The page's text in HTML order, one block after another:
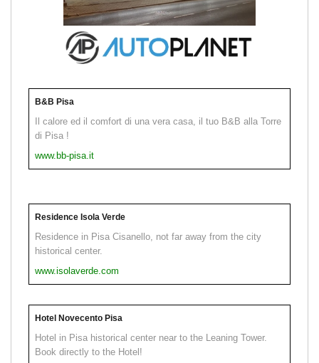
B&B Pisa
Il calore ed il comfort di una vera casa, il tuo B&B alla Torre
di Pisa !
www.bb-pisa.it
Residence Isola Verde
Residence in Pisa Cisanello, not far away from the city
historical center.
www.isolaverde.com
Hotel Novecento Pisa
Hotel in Pisa historical center near to the Leaning Tower.
Book directly to the Hotel!